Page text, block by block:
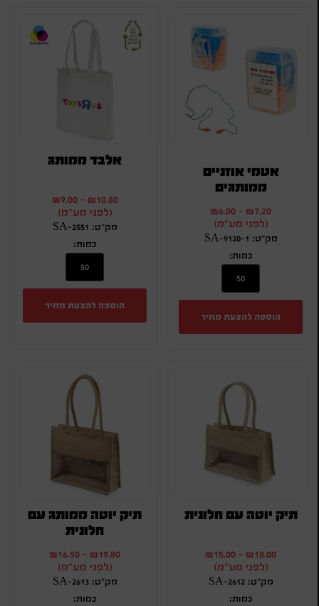
אטמי אוזניים
ממותגים
₪7.20
-
₪6.00
(לפני מע"מ)
מק"ט: SA-9120-1
כמות:
הוספה להצעת מחיר
אלבד ממותג
₪10.80
-
₪9.00
(לפני מע"מ)
מק"ט: SA-2551
כמות:
הוספה להצעת מחיר
תיק יוטה עם חלונית
₪18.00
-
₪15.00
(לפני מע"מ)
מק"ט: SA-2612
כמות:
תיק יוטה ממותג עם
חלונית
₪19.80
-
₪16.50
(לפני מע"מ)
מק"ט: SA-2613
כמות: